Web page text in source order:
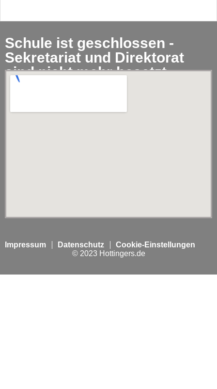
Schule ist geschlossen -
Sekretariat und Direktorat
sind nicht mehr besetzt.
Impressum Datenschutz
Cookie-Einstellungen
© 2023 Hottingers.de